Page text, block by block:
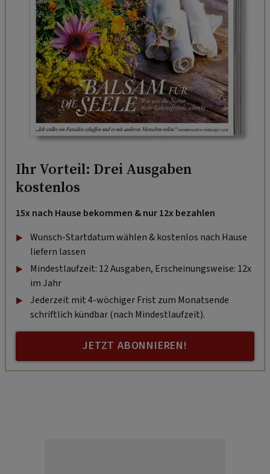
Ihr Vorteil: Drei Ausgaben
kostenlos
15x nach Hause bekommen & nur 12x bezahlen
Wunsch-Startdatum wählen & kostenlos nach Hause
liefern lassen
Mindestlaufzeit: 12 Ausgaben, Erscheinungsweise: 12x
im Jahr
Jederzeit mit 4-wöchiger Frist zum Monatsende
schriftlich kündbar (nach Mindestlaufzeit).
JETZT ABONNIEREN!